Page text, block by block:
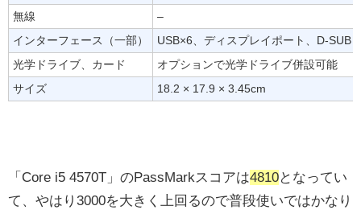
無線
–
インターフェース（一部）
USB×6、ディスプレイポート、D-SUB
光学ドライブ、カード
オプションで光学ドライブ併設可能
サイズ
18.2 × 17.9 × 3.45cm
「Core i5 4570T」のPassMarkスコアは4810となってい
て、やはり3000を大きく上回るので普段使いではかなり